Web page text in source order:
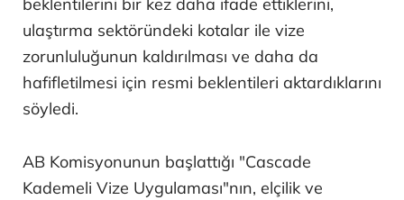
beklentilerini bir kez daha ifade ettiklerini,
ulaştırma sektöründeki kotalar ile vize
zorunluluğunun kaldırılması ve daha da
hafifletilmesi için resmi beklentileri aktardıklarını
söyledi.
AB Komisyonunun başlattığı "Cascade
Kademeli Vize Uygulaması"nın, elçilik ve